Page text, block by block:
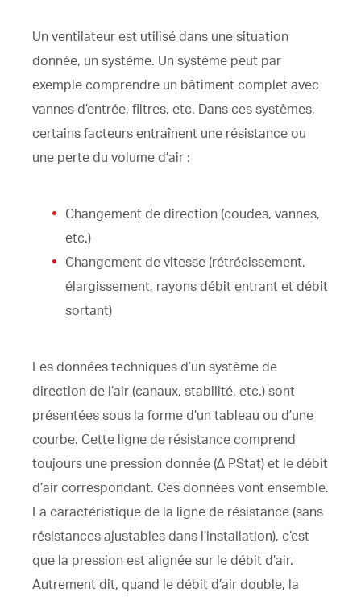
Un ventilateur est utilisé dans une situation
donnée, un système. Un système peut par
exemple comprendre un bâtiment complet avec
vannes d’entrée, filtres, etc. Dans ces systèmes,
certains facteurs entraînent une résistance ou
une perte du volume d’air :
Changement de direction (coudes, vannes,
etc.)
Changement de vitesse (rétrécissement,
élargissement, rayons débit entrant et débit
sortant)
Les données techniques d’un système de
direction de l’air (canaux, stabilité, etc.) sont
présentées sous la forme d’un tableau ou d’une
courbe. Cette ligne de résistance comprend
toujours une pression donnée (∆ PStat) et le débit
d’air correspondant. Ces données vont ensemble.
La caractéristique de la ligne de résistance (sans
résistances ajustables dans l’installation), c’est
que la pression est alignée sur le débit d’air.
Autrement dit, quand le débit d’air double, la